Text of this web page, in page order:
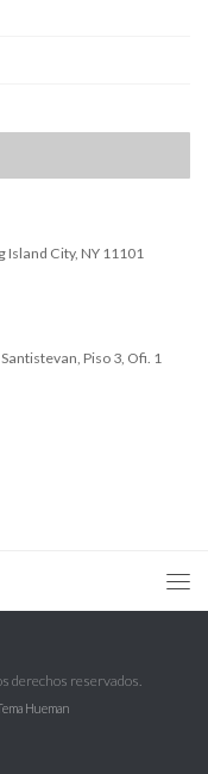
Island City, NY 11101
Piso 3, Ofi. 1
derechos reservados.
Hueman